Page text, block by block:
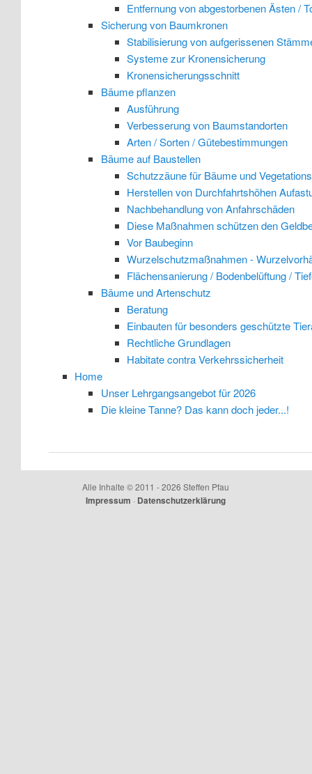
Entfernung von abgestorbenen Ästen /
Sicherung von Baumkronen
Stabilisierung von aufgerissenen
Systeme zur Kronensicherung
Kronensicherungsschnitt
Bäume pflanzen
Ausführung
Verbesserung von Baumstandorten
Arten / Sorten / Gütebestimmungen
Bäume auf Baustellen
Schutzzäune für Bäume und
Herstellen von Durchfahrtshöhen
Nachbehandlung von Anfahrschäden
Diese Maßnahmen schützen den
Vor Baubeginn
Wurzelschutzmaßnahmen -
Flächensanierung / Bodenbelüftung /
Bäume und Artenschutz
Beratung
Einbauten für besonders geschützte
Rechtliche Grundlagen
Habitate contra Verkehrssicherheit
Home
Unser Lehrgangsangebot für 2026
Die kleine Tanne? Das kann doch jeder...!
Alle Inhalte © 2011 - 2026 Steffen Pfau
Impressum · Datenschutzerklärung